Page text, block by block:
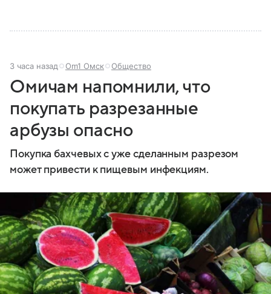
3 часа назад Om1 Омск Общество
Омичам напомнили, что
покупать разрезанные
арбузы опасно
Покупка бахчевых с уже сделанным разрезом
может привести к пищевым инфекциям.